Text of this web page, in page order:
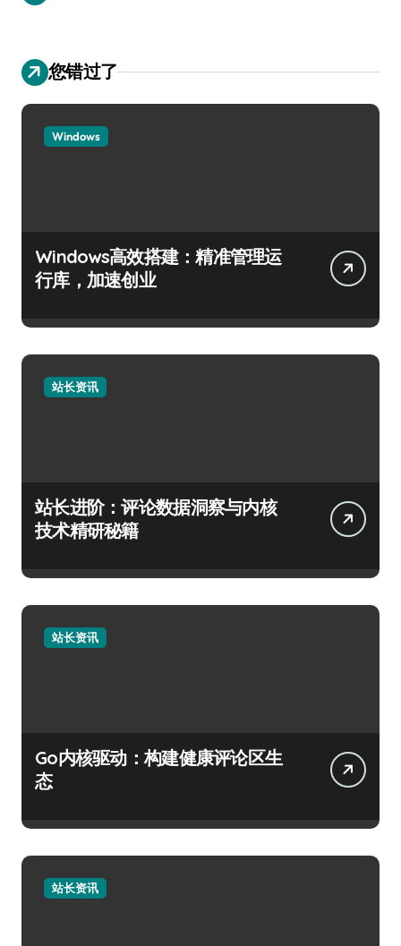
您错过了
Windows
Windows高效搭建：精准管理运
行库，加速创业
站长资讯
站长进阶：评论数据洞察与内核
技术精研秘籍
站长资讯
Go内核驱动：构建健康评论区生
态
站长资讯